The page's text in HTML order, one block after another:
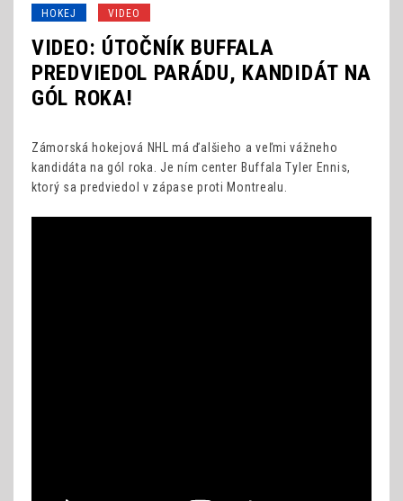
HOKEJ VIDEO
VIDEO: ÚTOČNÍK BUFFALA
PREDVIEDOL PARÁDU, KANDIDÁT NA
GÓL ROKA!
Zámorská hokejová NHL má ďalšieho a veľmi vážneho
kandidáta na gól roka. Je ním center Buffala Tyler Ennis,
ktorý sa predviedol v zápase proti Montrealu.